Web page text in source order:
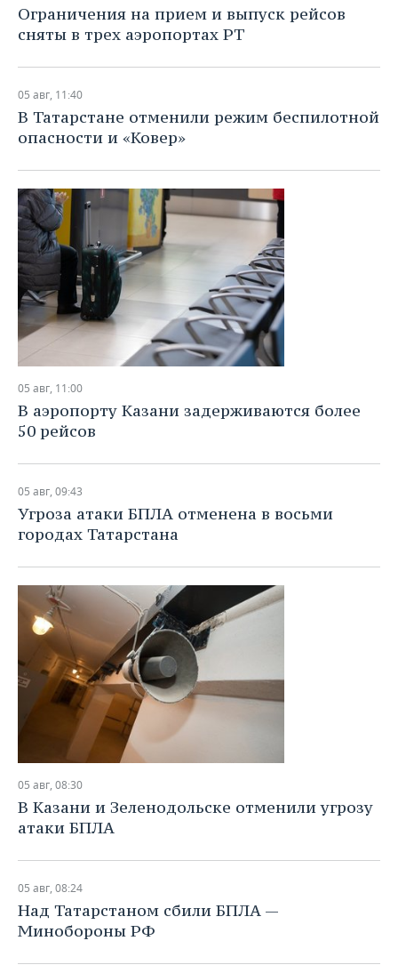
Ограничения на прием и выпуск рейсов
сняты в трех аэропортах РТ
05 авг, 11:40
В Татарстане отменили режим беспилотной
опасности и «Ковер»
05 авг, 11:00
В аэропорту Казани задерживаются более
50 рейсов
05 авг, 09:43
Угроза атаки БПЛА отменена в восьми
городах Татарстана
05 авг, 08:30
В Казани и Зеленодольске отменили угрозу
атаки БПЛА
05 авг, 08:24
Над Татарстаном сбили БПЛА —
Минобороны РФ